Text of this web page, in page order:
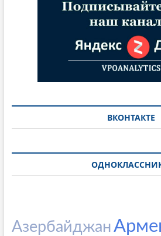
ВКОНТАКТЕ
Азербайджан